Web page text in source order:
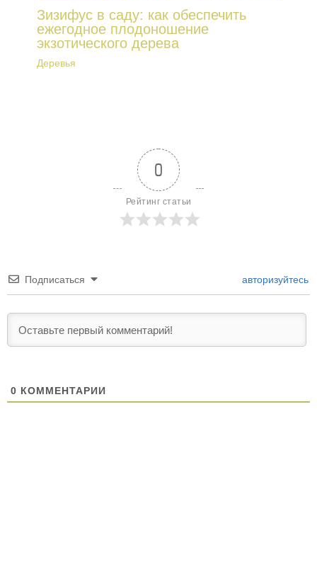
Зизифус в саду: как обеспечить
ежегодное плодоношение
экзотического дерева
Деревья
0
Рейтинг статьи
Подписаться авторизуйтесь
0 КОММЕНТАРИИ